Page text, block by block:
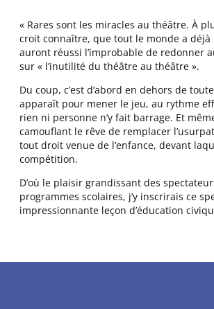
« Rares sont les miracles au théâtre. À
croit connaître, que tout le monde a déjà
auront réussi l’improbable de redonner
sur « l’inutilité du théâtre au théâtre ».
Du coup, c’est d’abord en dehors de
apparaît pour mener le jeu, au rythme
rien ni personne n’y fait barrage. Et
camouflant le rêve de remplacer
tout droit venue de l’enfance, devant
compétition.
D’où le plaisir grandissant des
programmes scolaires, j’y inscrirais ce
impressionnante leçon d’éducation